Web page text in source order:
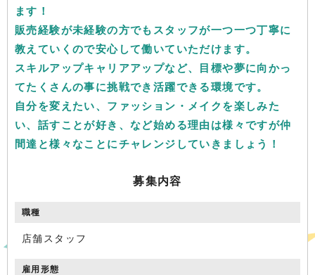
ます！
販売経験が未経験の方でもスタッフが一つ一つ丁寧に
教えていくので安心して働いていただけます。
スキルアップキャリアアップなど、目標や夢に向かっ
てたくさんの事に挑戦でき活躍できる環境です。
自分を変えたい、ファッション・メイクを楽しみた
い、話すことが好き、など始める理由は様々ですが仲
間達と様々なことにチャレンジしていきましょう！
募集内容
職種
店舗スタッフ
雇用形態